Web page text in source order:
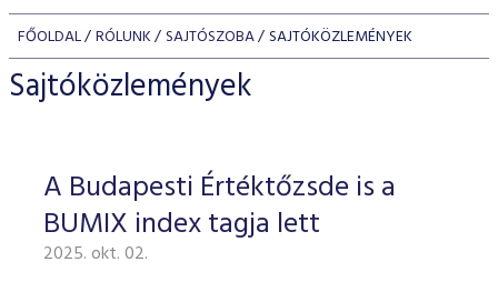
KERESKEDÉSI ADATOK
INDEXEK
Jelzáloglevél indexek
Vállalati kötvény indexek
Azonnali Piac
Részvények
Származékos piac
BEFEKTETŐK
Részvény szekció
Hitelpapír szekció
BÉT szabályzatok
Befektetővédelem
Alkalmazott díjstruktúra
Elszámolás
Részvény és vállalati kötvény tőzsdei bevezetését
program
BÉT Xtend - Részvénypiac egyszerűen
TŐZSDETAGOK
Tőzsdetagok, üzletkötők
VENDOROK
FŐOLDAL RÓLUNK SAJTÓSZOBA SAJTÓKÖZLEMÉNYEK
Sajtóközlemények
A Budapesti Értéktőzsde is a
BUMIX index tagja lett
2025. okt. 02.